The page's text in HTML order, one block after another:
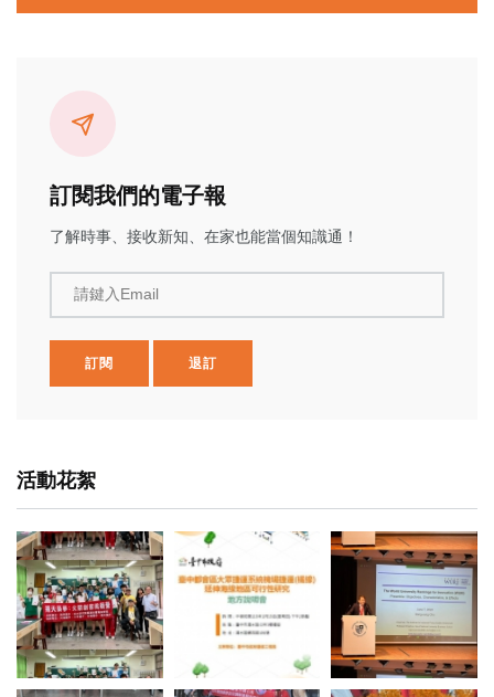
訂閱我們的電子報
了解時事、接收新知、在家也能當個知識通！
請鍵入Email
訂閱 退訂
活動花絮